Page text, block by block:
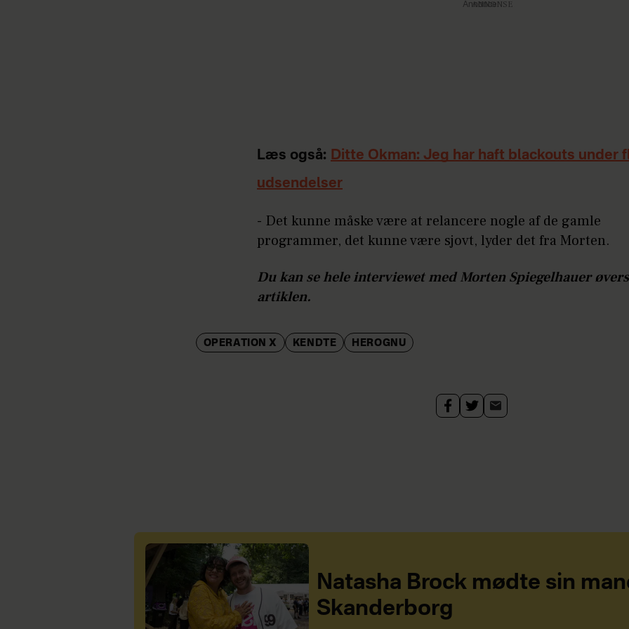
Annonce
Læs også: Ditte Okman: Jeg har haft blackouts under
udsendelser
- Det kunne måske være at relancere nogle af de gamle
programmer, det kunne være sjovt, lyder det fra Morten.
Du kan se hele interviewet med Morten Spiegelhauer
artiklen.
OPERATION X KENDTE HEROGNU
Natasha Brock mødte sin
Skanderborg